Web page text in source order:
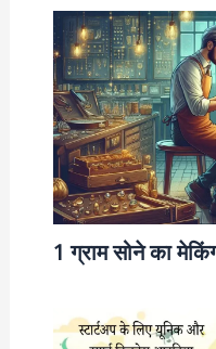
1 ग्राम सोने का